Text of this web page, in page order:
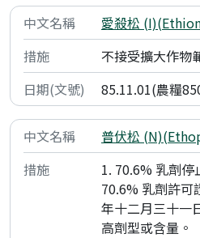
愛殺松
不接受擴大作物
85.11.01(農糧
普伏松
1. 70.6% 乳劑停
70.6% 乳劑許可
年十二月三十一
高劑型或含量。